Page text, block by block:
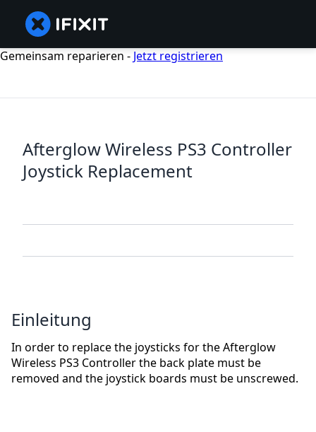
Gemeinsam reparieren - Jetzt registrieren
Afterglow Wireless PS3 Controller
Joystick Replacement
Einleitung
In order to replace the joysticks for the Afterglow
Wireless PS3 Controller the back plate must be
removed and the joystick boards must be unscrewed.